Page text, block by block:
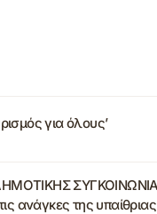
για όλους’
ανάγκες της